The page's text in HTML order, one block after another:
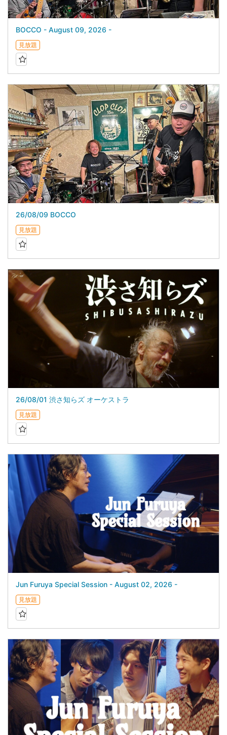
BOCCO - August 09, 2026 -
見放題
26/08/09 BOCCO
見放題
26/08/01 渋さ知らズ オーケストラ
見放題
Jun Furuya Special Session - August 02, 2026 -
見放題